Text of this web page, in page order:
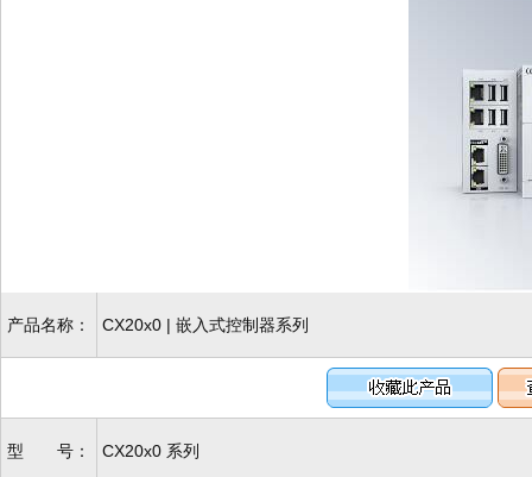
产品名称： CX20x0 | 嵌入式控制器系列
型 号： CX20x0 系列